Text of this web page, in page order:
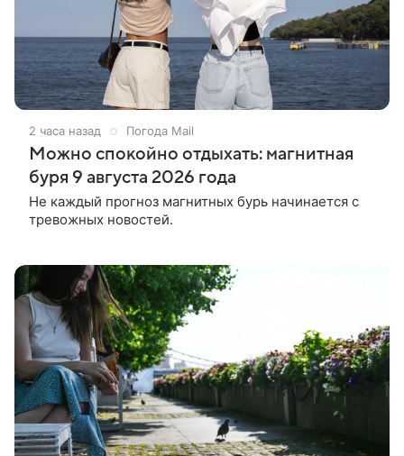
2 часа назад Погода Mail
Можно спокойно отдыхать: магнитная
буря 9 августа 2026 года
Не каждый прогноз магнитных бурь начинается с
тревожных новостей.